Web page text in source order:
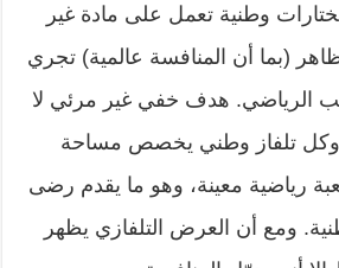
مختارات وطنية تعمل على مادة غير
(بما أن المنافسة عالمية) تجري
الرياضي. هدف خفي غير مرئي لا
وكل تلفاز وطني يخصص مساحة
رياضية معينة، وهو ما يقدم رضى
ومع أن العرض التلفازي يظهر